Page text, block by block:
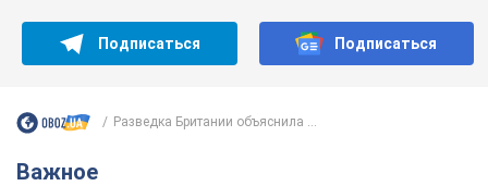
Подписаться Подписаться
Разведка Британии объяснила ...
Важное